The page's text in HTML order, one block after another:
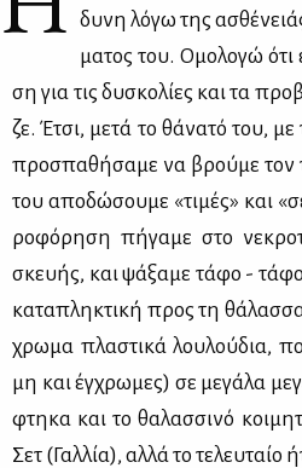
δυ­νη λό­γω της
μα­τος του. Ομο­λο­γώ
ση για τις δυ­σκο­λί­ες και τα
ζε. Έτσι, με­τά το θά­να­τό του,
προ­σπα­θή­σα­με να βρού­με τον
του απο­δώ­σου­με «τι­μές» και
ρο­φό­ρη­ση πή­γα­με στο
σκευ­ής, και ψά­ξα­με τά­φο -
κα­τα­πλη­κτι­κή προς τη
χρω­μα πλα­στι­κά λου­λού­δια,
μη και έγ­χρω­μες) σε με­γά­λα
φτη­κα και το θα­λασ­σι­νό
Σετ (Γαλ­λία), αλ­λά το τε­λευ­ταίο